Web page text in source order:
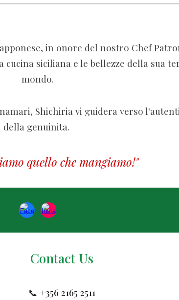
in onore del nostro Chef
cucina siciliana e le bellezze della sua
mondo.
Shichiria vi guidera verso
della genuinita.
quello che mangiamo!"
Contact Us
📞 +356 2165 2511